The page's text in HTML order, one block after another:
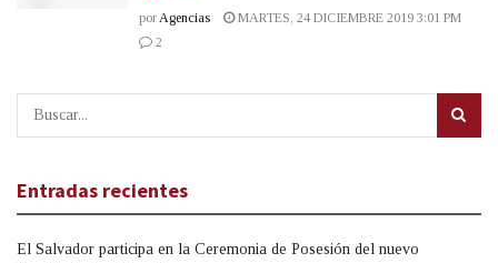
por Agencias
MARTES, 24 DICIEMBRE 2019 3:01 PM
2
Entradas recientes
El Salvador participa en la Ceremonia de Posesión del nuevo